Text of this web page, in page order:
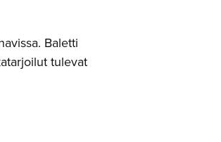
Baletti
tulevat